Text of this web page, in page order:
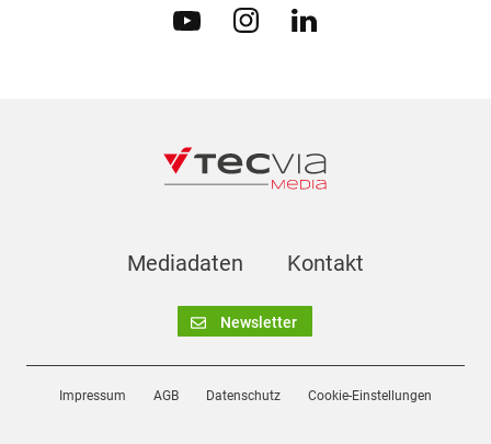
Mediadaten Kontakt
Newsletter
Impressum AGB Datenschutz Cookie-Einstellungen